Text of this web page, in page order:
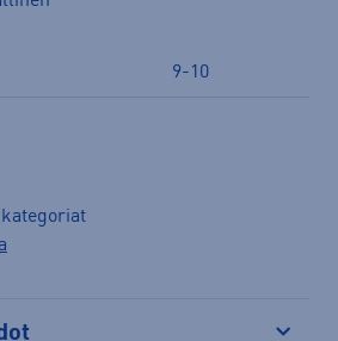
9-10
kategoriat